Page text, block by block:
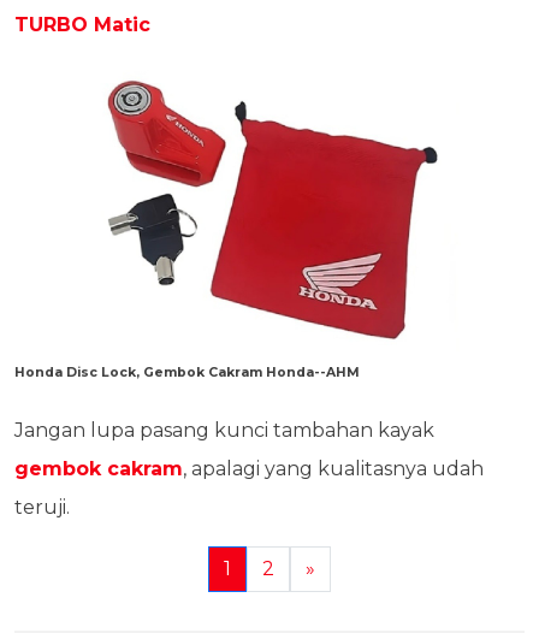
TURBO Matic
Honda Disc Lock, Gembok Cakram Honda--AHM
Jangan lupa pasang kunci tambahan kayak
gembok cakram, apalagi yang kualitasnya udah
teruji.
1 2 »